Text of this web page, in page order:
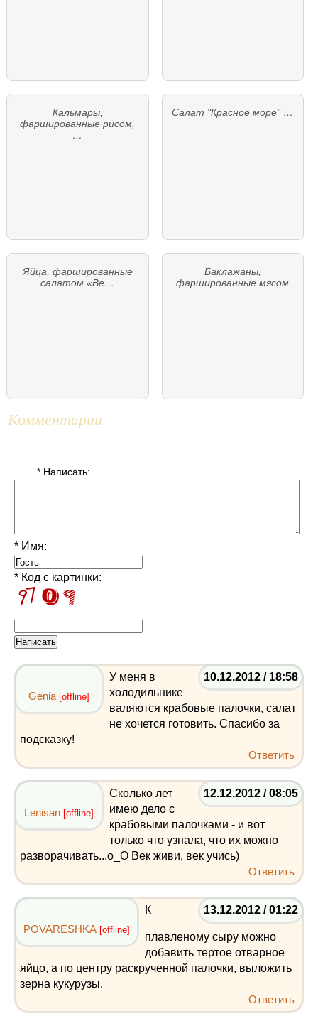
Кальмары,
фаршированные рисом,
…
Салат "Красное море" …
Яйца, фаршированные
салатом «Ве…
Баклажаны,
фаршированные мясом
Комментарии
* Написать:
* Имя:
* Код с картинки:
10.12.2012 / 18:58
Genia [offline]
У меня в
холодильнике
валяются крабовые палочки, салат
не хочется готовить. Спасибо за
подсказку!
Ответить
12.12.2012 / 08:05
Lenisan [offline]
Сколько лет
имею дело с
крабовыми палочками - и вот
только что узнала, что их можно
разворачивать...о_О Век живи, век учись)
Ответить
13.12.2012 / 01:22
POVARESHKA [offline]
К
плавленому сыру можно
добавить тертое отварное
яйцо, а по центру раскрученной палочки, выложить
зерна кукурузы.
Ответить